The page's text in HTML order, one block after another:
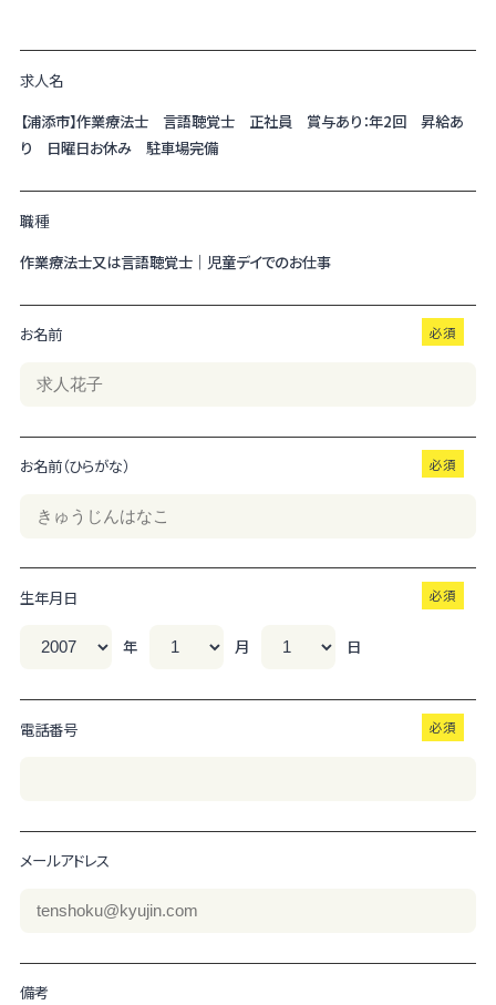
求人名
【浦添市】作業療法士 言語聴覚士 正社員 賞与あり：年2回 昇給あ
り 日曜日お休み 駐車場完備
職種
作業療法士又は言語聴覚士｜児童デイでのお仕事
お名前
お名前（ひらがな）
生年月日
年 月 日
電話番号
メールアドレス
備考